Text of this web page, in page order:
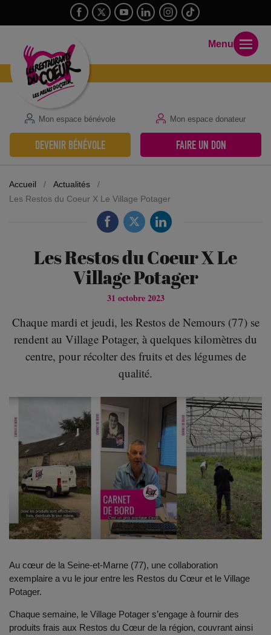
Mon espace bénévole Mon espace donateur
DEVENIR BÉNÉVOLE FAIRE UN DON
Menu
Accueil / Actualités
/
Les Restos du Coeur X Le Village Potager
Les Restos du Coeur X Le
Village Potager
31 octobre 2023
Chaque mardi et jeudi, les Restos de Nemours (77) se
rendent au Village Potager, à quelques kilomètres du
centre, pour récolter des fruits et des légumes de
qualité.
Au cœur de la Seine-et-Marne (77), une collaboration
exemplaire a vu le jour entre les Restos du Cœur et le Village
Potager.
Chaque semaine, le Village Potager s’engage à fournir des
produits frais aux Restos du Cœur de la région, couvrant ainsi